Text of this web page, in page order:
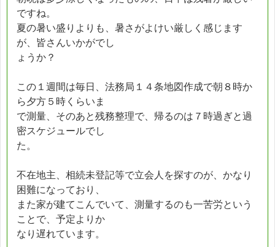
ですね。
夏の暑い盛りよりも、暑さがよけい厳しく感じます
が、皆さんいかがでし
ょうか？
この１週間は毎日、法務局１４条地図作成で朝８時か
ら夕方５時くらいま
で測量、そのあと残務整理で、帰るのは７時過ぎと過
密スケジュールでし
た。
不在地主、相続未登記等で立会人を探すのが、かなり
困難になっており、
また家が建てこんでいて、測量するのも一苦労という
ことで、予定よりか
なり遅れています。